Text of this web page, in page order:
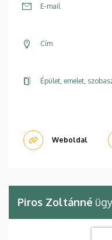
E-mail
Cím
Épület, emelet,
Weboldal
Piros Zoltánné